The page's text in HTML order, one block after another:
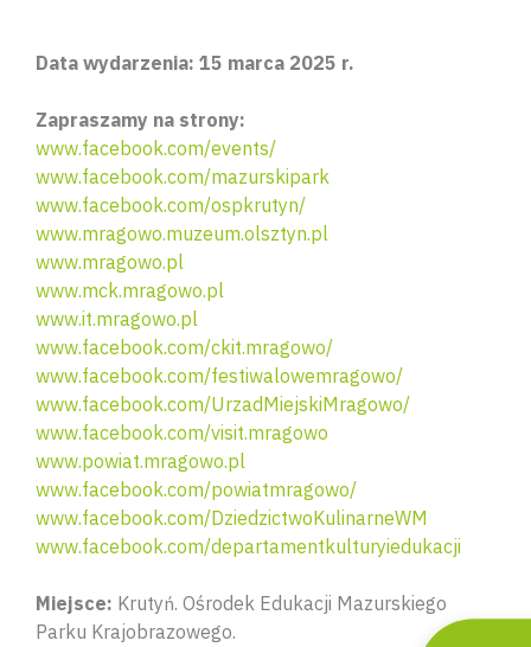
Data wydarzenia: 15 marca 2025 r.
Zapraszamy na strony:
www.facebook.com/events/
www.facebook.com/mazurskipark
www.facebook.com/ospkrutyn/
www.mragowo.muzeum.olsztyn.pl
www.mragowo.pl
www.mck.mragowo.pl
www.it.mragowo.pl
www.facebook.com/ckit.mragowo/
www.facebook.com/festiwalowemragowo/
www.facebook.com/UrzadMiejskiMragowo/
www.facebook.com/visit.mragowo
www.powiat.mragowo.pl
www.facebook.com/powiatmragowo/
www.facebook.com/DziedzictwoKulinarneWM
www.facebook.com/departamentkulturyiedukacji
Miejsce: Krutyń. Ośrodek Edukacji Mazurskiego
Parku Krajobrazowego.